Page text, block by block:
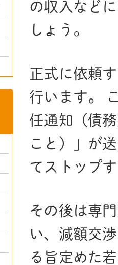
の収入など
しょう。
正式に依頼
行います。
任通知（債
こと）」が
てストップ
その後は専
い、減額交
る旨定めた